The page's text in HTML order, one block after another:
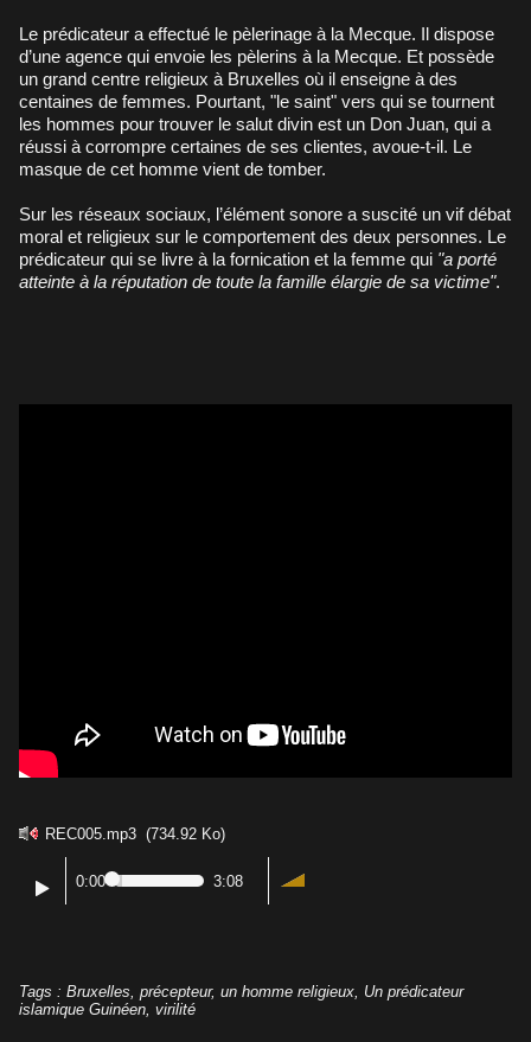
Le prédicateur a effectué le pèlerinage à la Mecque. Il dispose
d’une agence qui envoie les pèlerins à la Mecque. Et possède
un grand centre religieux à Bruxelles où il enseigne à des
centaines de femmes. Pourtant, "le saint" vers qui se tournent
les hommes pour trouver le salut divin est un Don Juan, qui a
réussi à corrompre certaines de ses clientes, avoue-t-il. Le
masque de cet homme vient de tomber.
Sur les réseaux sociaux, l’élément sonore a suscité un vif débat
moral et religieux sur le comportement des deux personnes. Le
prédicateur qui se livre à la fornication et la femme qui "a porté
atteinte à la réputation de toute la famille élargie de sa victime".
REC005.mp3 (734.92 Ko)
0:00 3:08
Tags : Bruxelles précepteur, un homme religieux Un prédicateur
islamique Guinéen virilité